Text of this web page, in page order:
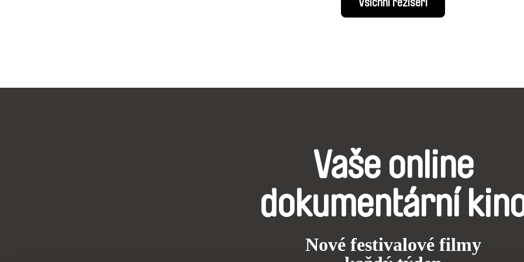
Všichni režiséři
Vaše online
dokumentární
Nové festivalové filmy